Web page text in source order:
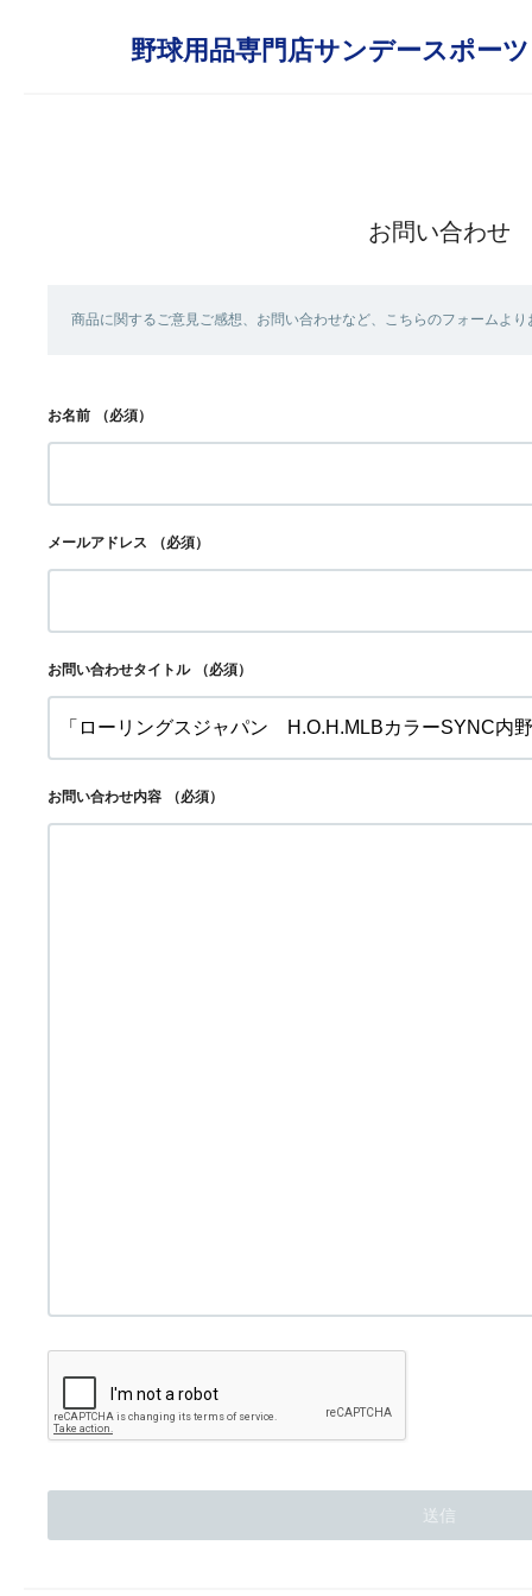
野球用品専門店サンデースポー
お問い合わせ
商品に関するご意見ご感想、お問い合わせなど、こちらのフォームよ
お名前 （必須）
メールアドレス （必須）
お問い合わせタイトル （必須）
お問い合わせ内容 （必須）